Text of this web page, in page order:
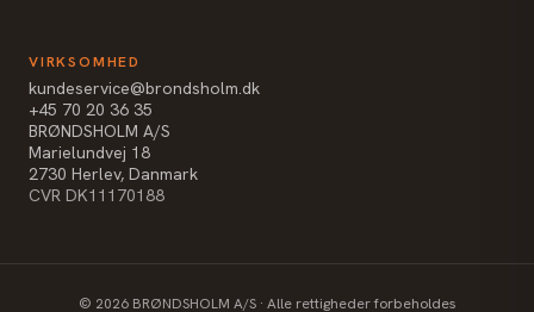
VIRKSOMHED
kundeservice@brondsholm.dk
+45 70 20 36 35
BRØNDSHOLM A/S
Marielundvej 18
2730 Herlev, Danmark
CVR DK11170188
© 2026BRØNDSHOLM A/S · Alle rettigheder forbeholdes